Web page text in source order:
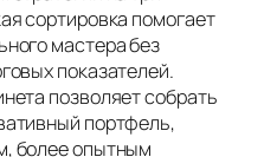
сортировка помогает
мастера без
показателей.
позволяет собрать
портфель,
более опытным